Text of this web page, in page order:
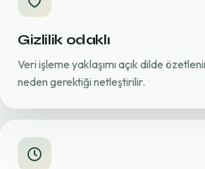
Gizlilik odaklı
Veri işleme yaklaşımı açık dilde
neden gerektiği netleştirilir.